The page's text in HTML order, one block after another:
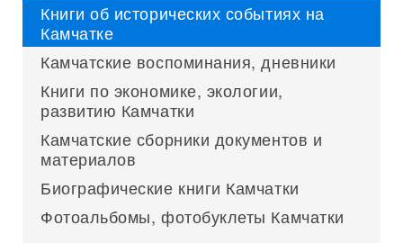
Книги об исторических событиях на
Камчатке
Камчатские воспоминания, дневники
Книги по экономике, экологии,
развитию Камчатки
Камчатские сборники документов и
материалов
Биографические книги Камчатки
Фотоальбомы, фотобуклеты Камчатки